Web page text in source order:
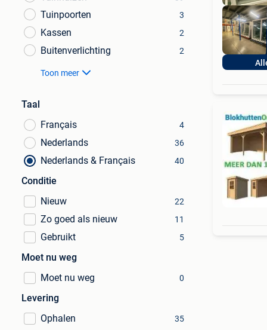
Tuinpoorten 3
Kassen 2
Buitenverlichting 2
Toon meer
Taal
Français
4
Nederlands 36
Nederlands & Français 40
Conditie
Nieuw
22
Zo goed als nieuw 11
Gebruikt 5
Moet nu weg
Moet nu weg
0
Levering
Ophalen
35